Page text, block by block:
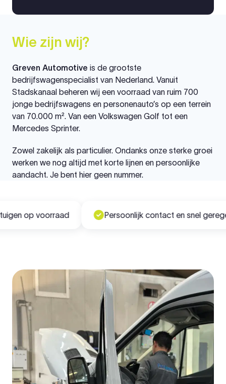
Wie zijn wij?
Greven Automotive is de grootste
bedrijfswagenspecialist van Nederland. Vanuit
Stadskanaal beheren wij een voorraad van ruim 700
jonge bedrijfswagens en personenauto’s op een terrein
van 70.000 m². Van een Volkswagen Golf tot een
Mercedes Sprinter.
Zowel zakelijk als particulier. Ondanks onze sterke groei
werken we nog altijd met korte lijnen en persoonlijke
aandacht. Je bent hier geen nummer.
op voorraad Persoonlijk contact en snel geregeld